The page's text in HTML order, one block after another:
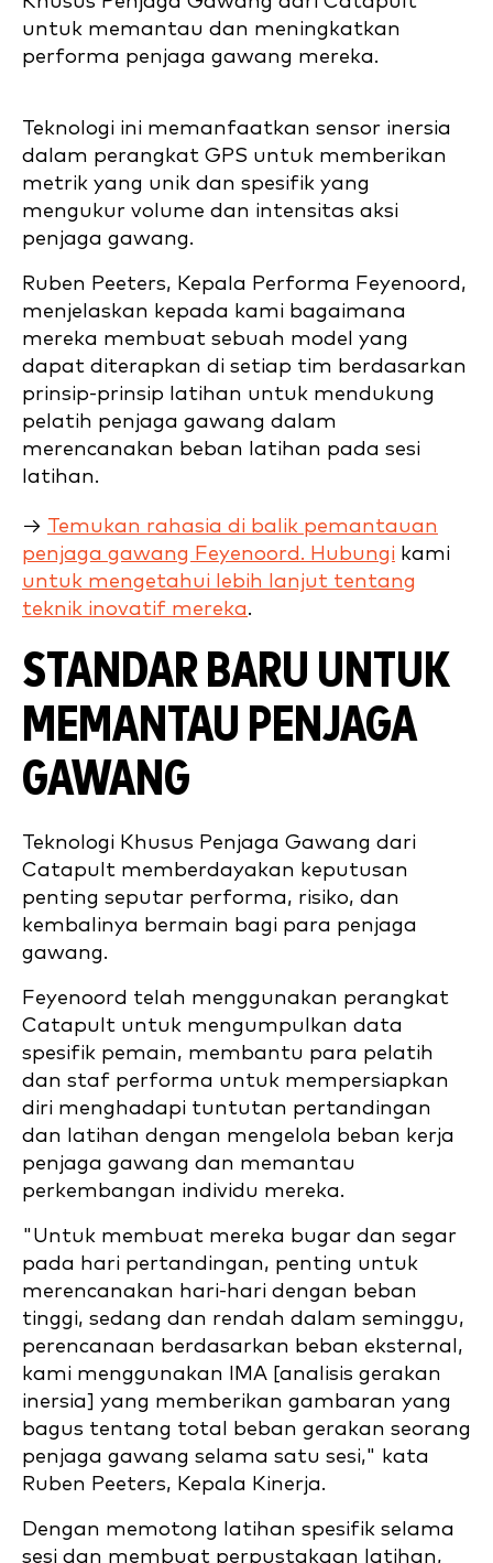
Teknologi ini memanfaatkan sensor inersia
dalam perangkat GPS untuk memberikan
metrik yang unik dan spesifik yang
mengukur volume dan intensitas aksi
penjaga gawang.
Ruben Peeters, Kepala Performa Feyenoord,
menjelaskan kepada kami bagaimana
mereka membuat sebuah model yang
dapat diterapkan di setiap tim berdasarkan
prinsip-prinsip latihan untuk mendukung
pelatih penjaga gawang dalam
merencanakan beban latihan pada sesi
latihan.
→ Temukan rahasia di balik pemantauan
penjaga gawang Feyenoord. Hubungi kami
untuk mengetahui lebih lanjut tentang
teknik inovatif mereka.
STANDAR BARU UNTUK
MEMANTAU PENJAGA
GAWANG
Teknologi Khusus Penjaga Gawang dari
Catapult memberdayakan keputusan
penting seputar performa, risiko, dan
kembalinya bermain bagi para penjaga
gawang.
Feyenoord telah menggunakan perangkat
Catapult untuk mengumpulkan data
spesifik pemain, membantu para pelatih
dan staf performa untuk mempersiapkan
diri menghadapi tuntutan pertandingan
dan latihan dengan mengelola beban kerja
penjaga gawang dan memantau
perkembangan individu mereka.
"Untuk membuat mereka bugar dan segar
pada hari pertandingan, penting untuk
merencanakan hari-hari dengan beban
tinggi, sedang dan rendah dalam seminggu,
perencanaan berdasarkan beban eksternal,
kami menggunakan IMA [analisis gerakan
inersia] yang memberikan gambaran yang
bagus tentang total beban gerakan seorang
penjaga gawang selama satu sesi," kata
Ruben Peeters, Kepala Kinerja.
Dengan memotong latihan spesifik selama
sesi dan membuat perpustakaan latihan,